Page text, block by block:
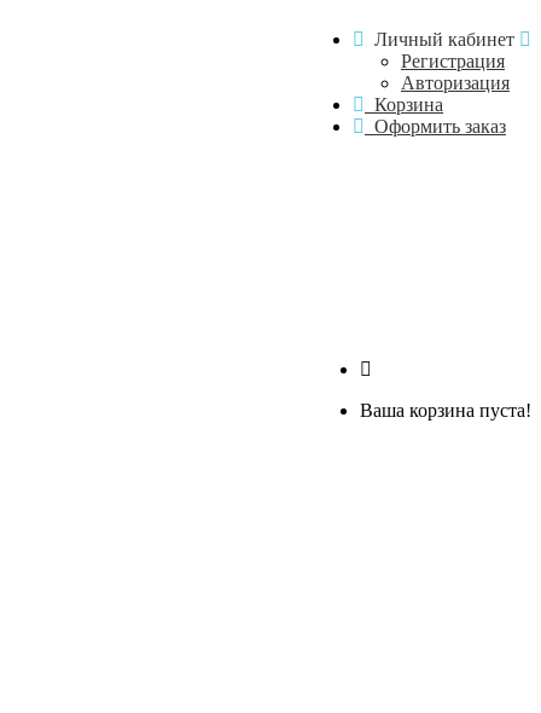
Личный кабинет
Регистрация
Авторизация
Корзина
Оформить заказ
Ваша корзина пуста!